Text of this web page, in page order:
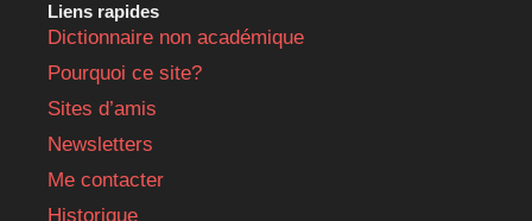
Liens rapides
Dictionnaire non académique
Pourquoi ce site?
Sites d’amis
Newsletters
Me contacter
Historique